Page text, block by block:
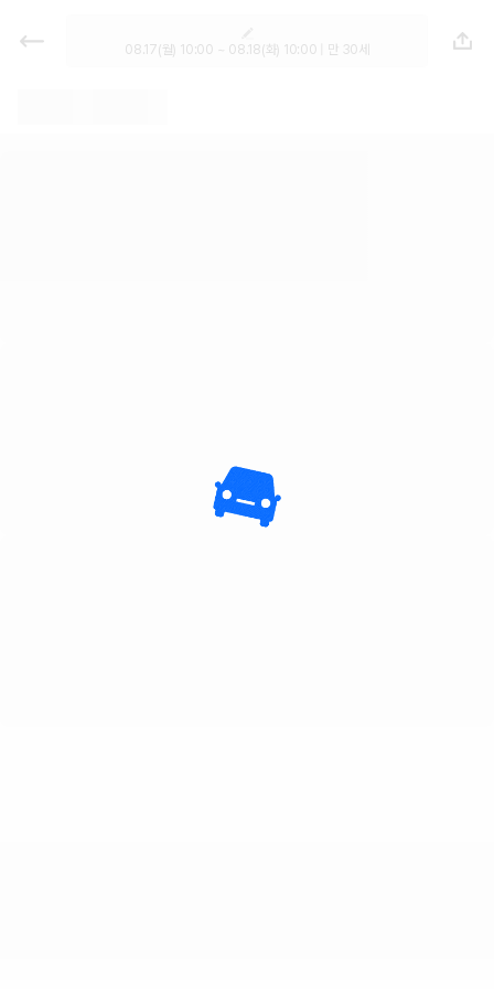
렌트카 - 인천 렌터카 가격비교, 최저
가 보장 1위 카모아
08.17(월) 10:00 ~ 08.18(화) 10:00 | 만 30세